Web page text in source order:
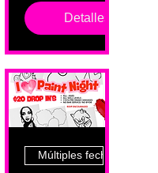
Detalles
Múltiples fechas